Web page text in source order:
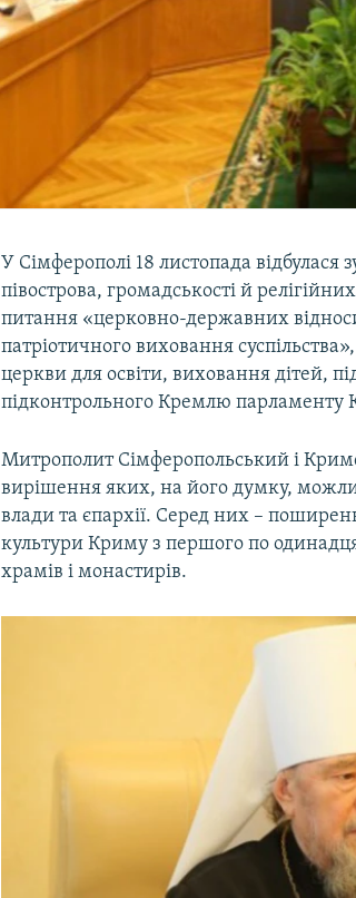
У Сімферополі 18 листопада відбулася
півострова, громадськості й
питання «церковно-державних
патріотичного виховання
церкви для освіти, виховання дітей,
підконтрольного Кремлю парламенту
Митрополит Сімферопольський і
вирішення яких, на його думку,
влади та єпархії. Серед них –
культури Криму з першого по
храмів і монастирів.